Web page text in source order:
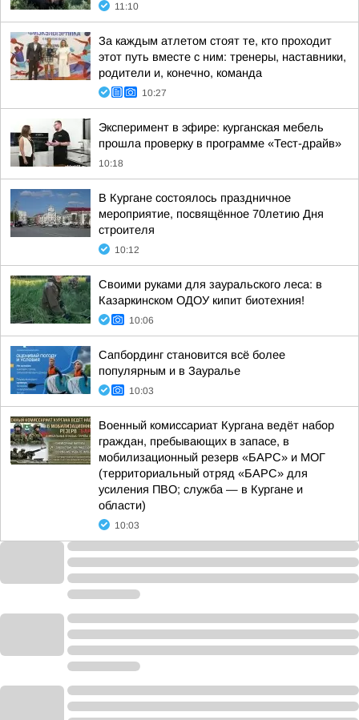
11:10
За каждым атлетом стоят те, кто проходит
этот путь вместе с ним: тренеры, наставники,
родители и, конечно, команда
10:27
Эксперимент в эфире: курганская мебель
прошла проверку в программе «Тест-драйв»
10:18
В Кургане состоялось праздничное
мероприятие, посвящённое 70летию Дня
строителя
10:12
Своими руками для зауральского леса: в
Казаркинском ОДОУ кипит биотехния!
10:06
Сапбординг становится всё более
популярным и в Зауралье
10:03
Военный комиссариат Кургана ведёт набор
граждан, пребывающих в запасе, в
мобилизационный резерв «БАРС» и МОГ
(территориальный отряд «БАРС» для
усиления ПВО; служба — в Кургане и
области)
10:03